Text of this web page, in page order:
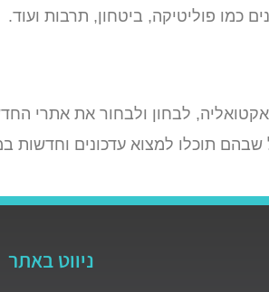
כמו פוליטיקה, ביטחון, תרבות ועוד.
תוכלו למצוא עדכונים וחדשות
ניווט באתר